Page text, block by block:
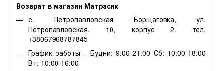
Возврат в магазин Матрасик
с. Петропавловская Борщаговка, ул.
Петропавловская, 10, корпус 2. тел.
+38067968787845
График работы - Будни: 9:00-21:00 Сб: 10:00-18:00
Вт: 10:00-16:00